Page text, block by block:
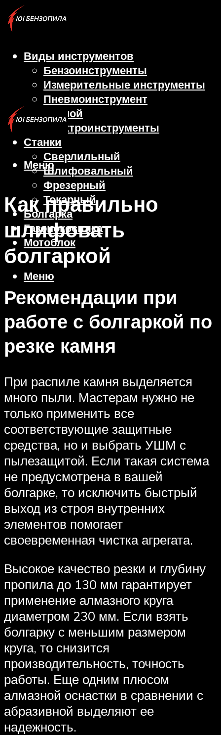
Виды инструментов
Бензоинструменты
Измерительные инструменты
Пневмоинструмент
Ручной
Электроинструменты
Станки
Сверлильный
Шлифовальный
Фрезерный
Токарный
Болгарка
Газонокосилка
Мотоблок
Меню
Меню
Как правильно
шлифовать
болгаркой
Рекомендации при
работе с болгаркой по
резке камня
При распиле камня выделяется
много пыли. Мастерам нужно не
только применить все
соответствующие защитные
средства, но и выбрать УШМ с
пылезащитой. Если такая система
не предусмотрена в вашей
болгарке, то исключить быстрый
выход из строя внутренних
элементов помогает
своевременная чистка агрегата.
Высокое качество резки и глубину
пропила до 130 мм гарантирует
применение алмазного круга
диаметром 230 мм. Если взять
болгарку с меньшим размером
круга, то снизится
производительность, точность
работы. Еще одним плюсом
алмазной оснастки в сравнении с
абразивной выделяют ее
надежность.